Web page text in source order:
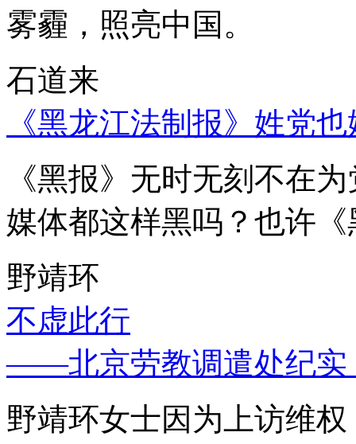
雾霾，照亮中国。
石道来
《黑龙江法制报》姓党
《黑报》无时无刻不在
媒体都这样黑吗？也许
野靖环
不虚此行
——北京劳教调遣处纪实
野靖环女士因为上访维